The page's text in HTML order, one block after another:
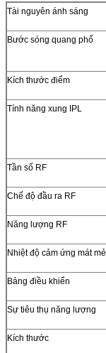
Tài nguyên ánh sáng
Bước sóng quang phổ
Kích thước điểm
Tính năng xung IPL
Tần số RF
Chế độ đầu ra RF
Năng lượng RF
Nhiệt độ cảm ứng mát mẻ
Bảng điều khiển
Sự tiêu thụ năng lượng
Kích thước